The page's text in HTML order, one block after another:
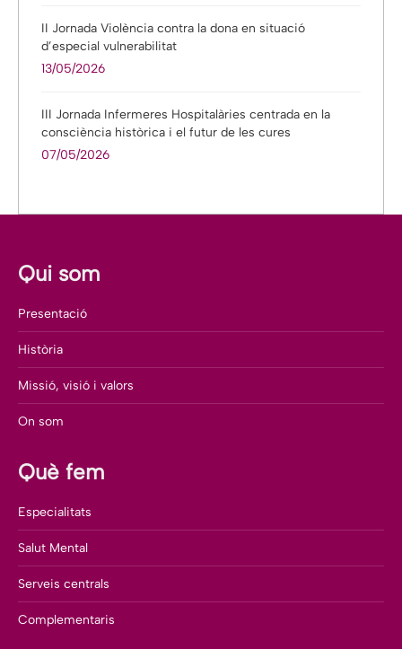
II Jornada Violència contra la dona en situació
d’especial vulnerabilitat
13/05/2026
III Jornada Infermeres Hospitalàries centrada en la
consciència històrica i el futur de les cures
07/05/2026
Qui som
Presentació
Història
Missió, visió i valors
On som
Què fem
Especialitats
Salut Mental
Serveis centrals
Complementaris